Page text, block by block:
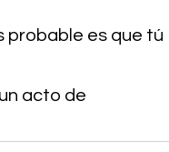
probable es que tú
acto de